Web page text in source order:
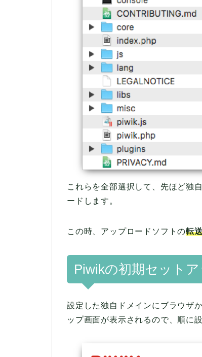
これらを全部選択して、先ほど独
ードします。
この時、アップロードソフトの転
Piwikの初期セット
設定した独自ドメインにブラウザ
ップ画面が表示されるので、順に